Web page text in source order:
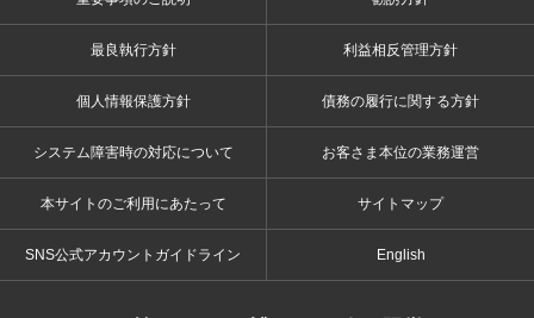
最良執行方針 利益相反管理方針
個人情報保護方針 債務の履行に関する方針
システム障害時の対応について お客さま本位の業務運営
本サイトのご利用にあたって サイトマップ
SNS公式アカウントガイドライン English